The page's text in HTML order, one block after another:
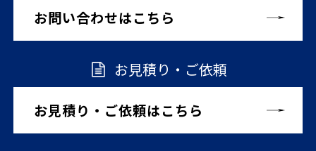
お問い合わせはこちら
お見積り・ご依頼
お見積り・ご依頼はこちら